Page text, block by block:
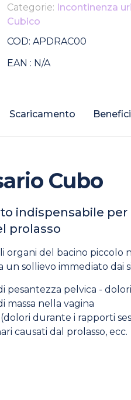
quantità
EAN : N/A
COD: APDRAC00
Categorie: Incontinenza
Cubico
Scaricamento
Cubo
indispensabile
prolasso
organi del bacino piccolo
un sollievo immediato dai
pesantezza pelvica - dolori
massa nella vagina
durante i rapporti
causati dal prolasso, ecc.